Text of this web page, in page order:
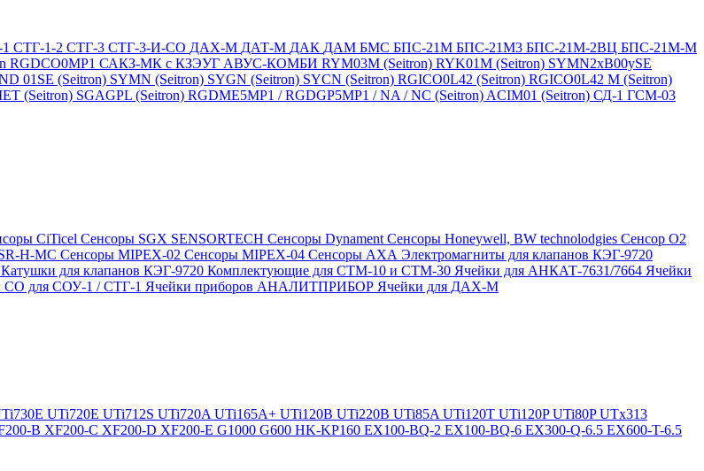
СТГ-1-2 СТГ-3 СТГ-3-И-CO ДАХ-М ДАТ-М ДАК ДАМ БМС БПС-21М БПС-21М3 БПС-21М-2ВЦ БПС-21М-М
RGDCO0MP1 САКЗ-МК с КЗЭУГ АВУС-КОМБИ RYM03M (Seitron) RYK01M (Seitron) SYMN2хB00ySE
01SE (Seitron) SYMN (Seitron) SYGN (Seitron) SYCN (Seitron) RGICO0L42 (Seitron) RGICO0L42 M (Seitron)
(Seitron) SGAGPL (Seitron) RGDME5MP1 / RGDGP5MP1 / NA / NC (Seitron) ACIM01 (Seitron) СД-1 ГСМ-03
CiTicel Сенсоры SGX SENSORTECH Сенсоры Dynament Сенсоры Honeywell, BW technolodgies Сенсор O2
H-MC Сенсоры MIPEX-02 Сенсоры MIPEX-04 Сенсоры АХА Электромагниты для клапанов КЭГ-9720
Катушки для клапанов КЭГ-9720 Комплектующие для СТМ-10 и СТМ-30 Ячейки для АНКАТ-7631/7664 Ячейки
CO для СОУ-1 / СТГ-1 Ячейки приборов АНАЛИТПРИБОР Ячейки для ДАХ-М
UTi720E UTi712S UTi720A UTi165A+ UTi120B UTi220B UTi85A UTi120T UTi120PUTi80PUTx313
B XF200-C XF200-D XF200-E G1000 G600 HK-KP160 EX100-BQ-2 EX100-BQ-6 EX300-Q-6.5 EX600-T-6.5